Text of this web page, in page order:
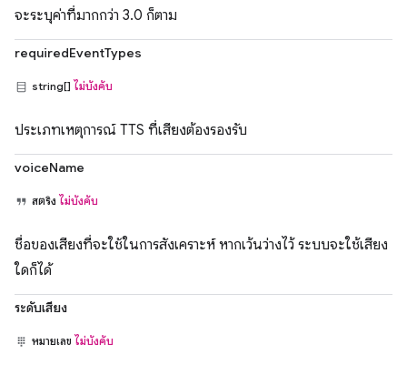
จะระบุค่าที่มากกว่า 3.0 ก็ตาม
requiredEventTypes
string[] ไม่บังคับ
ประเภทเหตุการณ์ TTS ที่เสียงต้องรองรับ
voiceName
สตริง ไม่บังคับ
ชื่อของเสียงที่จะใช้ในการสังเคราะห์ หากเว้นว่างไว้ ระบบจะใช้เสียง
ใดก็ได้
ระดับเสียง
หมายเลข ไม่บังคับ